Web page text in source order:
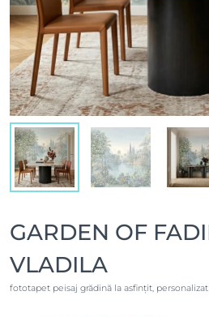
GARDEN OF
VLADILA
fototapet peisaj grădină la asfințit, personalizat